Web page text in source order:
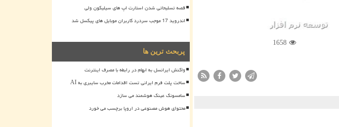
1658
قصه تسلیحاتی شدن استارت اپ های سیلیکون ولی
اندروید 17 موجب سردرد کاربران موبایل های پیکسل شد
پربحث ترین ها
واکنش ایرانسل به ابهام در رابطه با مصرف اینترنت
ساخت پلت فرم ایرانی تست اقدامات مخرب سایبری به AI
سامسونگ عینک هوشمند می سازد
محتوای هوش مصنوعی در اروپا برچسب می خورد